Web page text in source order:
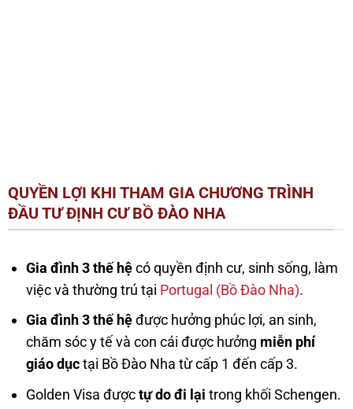
QUYỀN LỢI KHI THAM GIA CHƯƠNG TRÌNH
ĐẦU TƯ ĐỊNH CƯ BỒ ĐÀO NHA
Gia đình 3 thế hệcó quyền định cư, sinh sống, làm
việc và thường trú tại Portugal (Bồ Đào Nha).
Gia đình 3 thế hệđược hưởng phúc lợi, an sinh,
chăm sóc y tế và con cái được hưởng miễn phí
giáo dụctại Bồ Đào Nha từ cấp 1 đến cấp 3.
Golden Visa đượctự do đi lại trong khối Schengen.